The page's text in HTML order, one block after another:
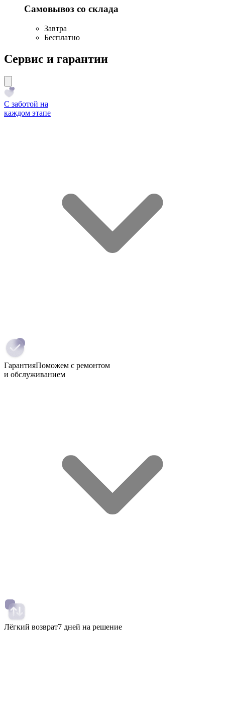
Самовывоз со склада
Завтра
Бесплатно
Сервис и гарантии
С заботой на
каждом этапе
ГарантияПоможем с ремонтом
и обслуживанием
Лёгкий возврат7 дней на решение